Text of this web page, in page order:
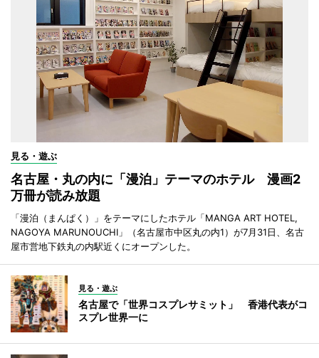
見る・遊ぶ
名古屋・丸の内に「漫泊」テーマのホテル 漫画2
万冊が読み放題
「漫泊（まんぱく）」をテーマにしたホテル「MANGA ART HOTEL,
NAGOYA MARUNOUCHI」（名古屋市中区丸の内1）が7月31日、名古
屋市営地下鉄丸の内駅近くにオープンした。
見る・遊ぶ
名古屋で「世界コスプレサミット」 香港代表がコ
スプレ世界一に